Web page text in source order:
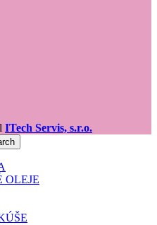
ITech Servis, s.r.o.
OLEJE